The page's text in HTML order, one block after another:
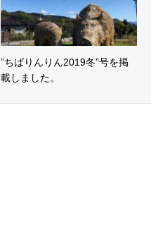
”ちばりんりん2019冬”号を掲
載しました。